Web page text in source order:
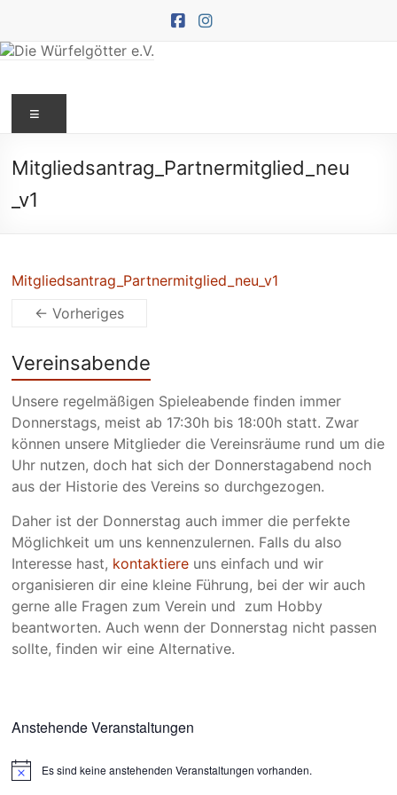
springen
Würfelgötter
e.V.
Mitgliedsantrag_Partnermitglied_neu
_v1
Mitgliedsantrag_Partnermitglied_neu_v1
← Vorheriges
Vereinsabende
Unsere regelmäßigen Spieleabende finden immer
Donnerstags, meist ab 17:30h bis 18:00h statt. Zwar
können unsere Mitglieder die Vereinsräume rund um die
Uhr nutzen, doch hat sich der Donnerstagabend noch
aus der Historie des Vereins so durchgezogen.
Daher ist der Donnerstag auch immer die perfekte
Möglichkeit um uns kennenzulernen. Falls du also
Interesse hast, kontaktiere uns einfach und wir
organisieren dir eine kleine Führung, bei der wir auch
gerne alle Fragen zum Verein und zum Hobby
beantworten. Auch wenn der Donnerstag nicht passen
sollte, finden wir eine Alternative.
Anstehende Veranstaltungen
H
Es sind keine anstehenden Veranstaltungen vorhanden.